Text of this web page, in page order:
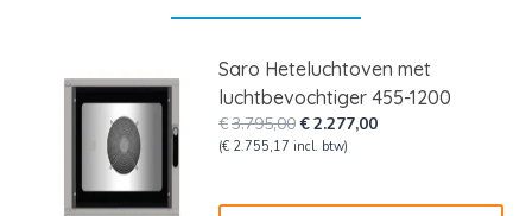
Saro Heteluchtoven met
luchtbevochtiger 455-1200
€3.795,00Oorspronkelijke
prijs
€2.277,00Huidige
(€ 2.755,17 incl. btw)